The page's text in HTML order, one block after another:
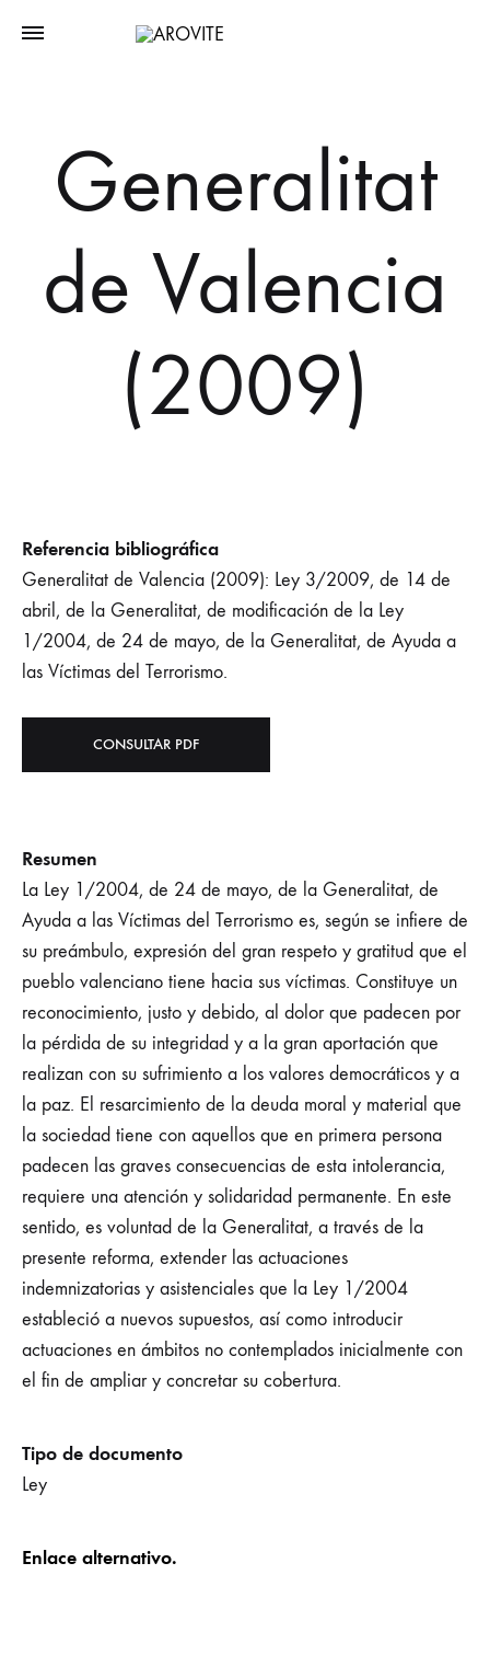
Generalitat
de Valencia
(2009)
Referencia bibliográfica
Generalitat de Valencia (2009): Ley 3/2009, de 14 de
abril, de la Generalitat, de modificación de la Ley
1/2004, de 24 de mayo, de la Generalitat, de Ayuda a
las Víctimas del Terrorismo.
CONSULTAR PDF
Resumen
La Ley 1/2004, de 24 de mayo, de la Generalitat, de
Ayuda a las Víctimas del Terrorismo es, según se infiere de
su preámbulo, expresión del gran respeto y gratitud que el
pueblo valenciano tiene hacia sus víctimas. Constituye un
reconocimiento, justo y debido, al dolor que padecen por
la pérdida de su integridad y a la gran aportación que
realizan con su sufrimiento a los valores democráticos y a
la paz. El resarcimiento de la deuda moral y material que
la sociedad tiene con aquellos que en primera persona
padecen las graves consecuencias de esta intolerancia,
requiere una atención y solidaridad permanente. En este
sentido, es voluntad de la Generalitat, a través de la
presente reforma, extender las actuaciones
indemnizatorias y asistenciales que la Ley 1/2004
estableció a nuevos supuestos, así como introducir
actuaciones en ámbitos no contemplados inicialmente con
el fin de ampliar y concretar su cobertura.
Tipo de documento
Ley
Enlace alternativo.